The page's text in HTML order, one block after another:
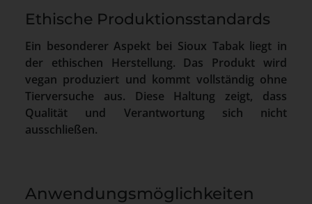
Ethische Produktionsstandards
Ein besonderer Aspekt bei Sioux Tabak liegt in
der ethischen Herstellung. Das Produkt wird
vegan produziert und kommt vollständig ohne
Tierversuche aus. Diese Haltung zeigt, dass
Qualität und Verantwortung sich nicht
ausschließen.
Anwendungsmöglichkeiten